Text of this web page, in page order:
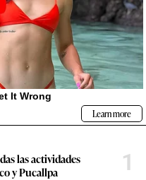
las actividades
y Pucallpa
1